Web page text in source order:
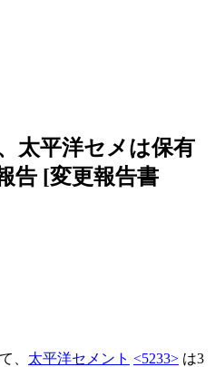
太平洋セメは保有
告 [変更報告書
、 太平洋セメント <5233> は3